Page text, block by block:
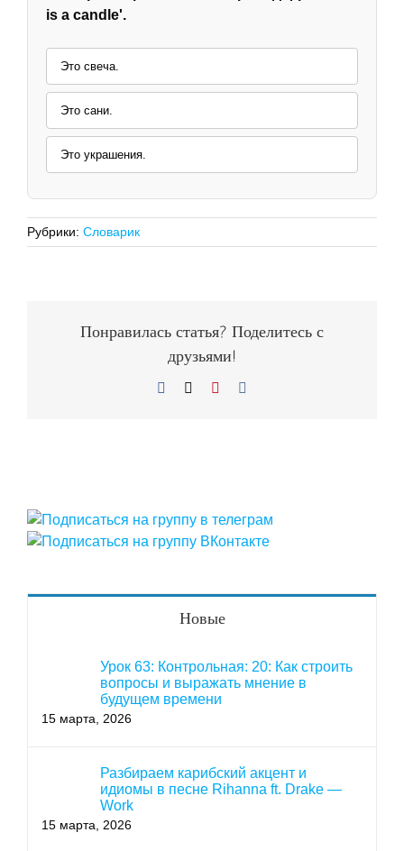
is a candle'.
Это свеча.
Это сани.
Это украшения.
Рубрики: Словарик
Понравилась статья? Поделитесь с
друзьями!
Facebook Pinterest
Новые
Урок 63: Контрольная: 20: Как строить
вопросы и выражать мнение в
будущем времени
15 марта, 2026
Разбираем карибский акцент и
идиомы в песне Rihanna ft. Drake —
Work
15 марта, 2026